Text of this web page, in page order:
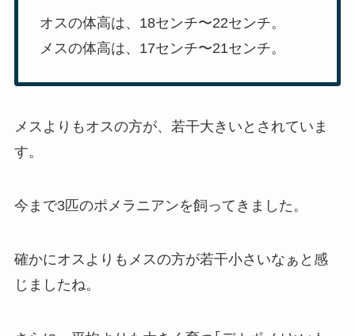
オスの体高は、18センチ〜22センチ。
メスの体高は、17センチ〜21センチ。
メスよりもオスの方が、若干大きいとされていま
す。
今まで3匹のポメラニアンを飼ってきました。
確かにオスよりもメスの方が若干小さいなぁと感
じましたね。